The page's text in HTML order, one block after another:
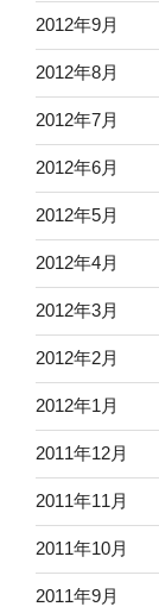
2012年9月
2012年8月
2012年7月
2012年6月
2012年5月
2012年4月
2012年3月
2012年2月
2012年1月
2011年12月
2011年11月
2011年10月
2011年9月